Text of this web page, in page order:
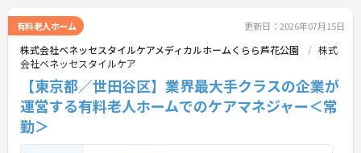
有料老人ホーム 更新日：2026年07月15日
株式会社ベネッセスタイルケアメディカルホームくらら芦花公園
株式
会社ベネッセスタイルケア
【東京都／世田谷区】業界最大手クラスの企業が
運営する有料老人ホームでのケアマネジャー＜常
勤＞